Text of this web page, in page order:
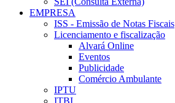
EMPRESA
ISS - Emissão de Notas Fiscais
Licenciamento e fiscalização
Alvará Online
Eventos
Publicidade
Comércio Ambulante
IPTU